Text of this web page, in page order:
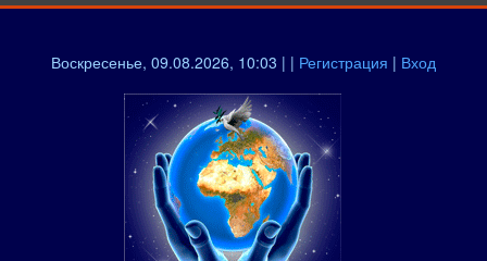
Воскресенье, 09.08.2026, 10:03 | | Регистрация | Вход